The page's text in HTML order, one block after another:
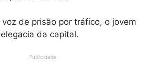
de prisão por tráfico, o jovem
da capital.
Publicidade